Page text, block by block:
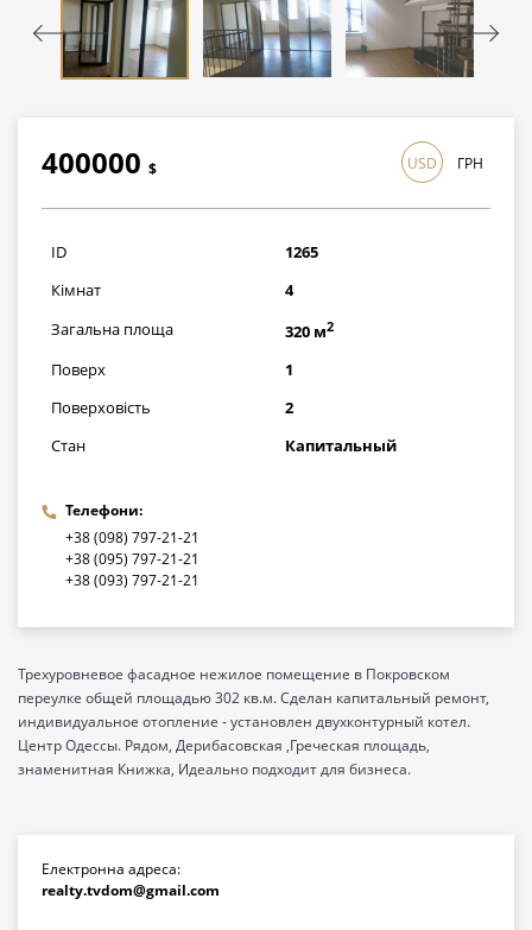
400000 $
грн
USD ГРН
ID
1265
Кімнат
4
Загальна площа
320 м2
Поверх
1
Поверховість
2
Стан
Капитальный
Телефони:
+38 (098) 797-21-21
+38 (095) 797-21-21
+38 (093) 797-21-21
Трехуровневое фасадное нежилое помещение в Покровском
переулке общей площадью 302 кв.м. Сделан капитальный ремонт,
индивидуальное отопление - установлен двухконтурный котел.
Центр Одессы. Рядом, Дерибасовская ,Греческая площадь,
знаменитная Книжка, Идеально подходит для бизнеса.
Електронна адреса:
realty.tvdom@gmail.com